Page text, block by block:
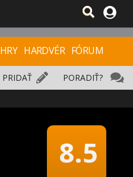
HRY HARDVÉR FÓRUM
PORADIŤ?
PRIDAŤ
8.5